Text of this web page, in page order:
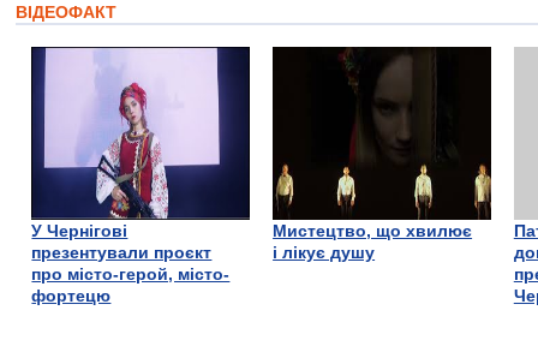
ВІДЕОФАКТ
У Чернігові
презентували проєкт
про місто-герой, місто-
фортецю
Мистецтво, що хвилює
і лікує душу